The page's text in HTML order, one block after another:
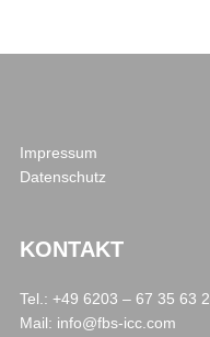
Impressum
Datenschutz
KONTAKT
Tel.: +49 6203 – 67 35 63 2
Mail: info@fbs-icc.com